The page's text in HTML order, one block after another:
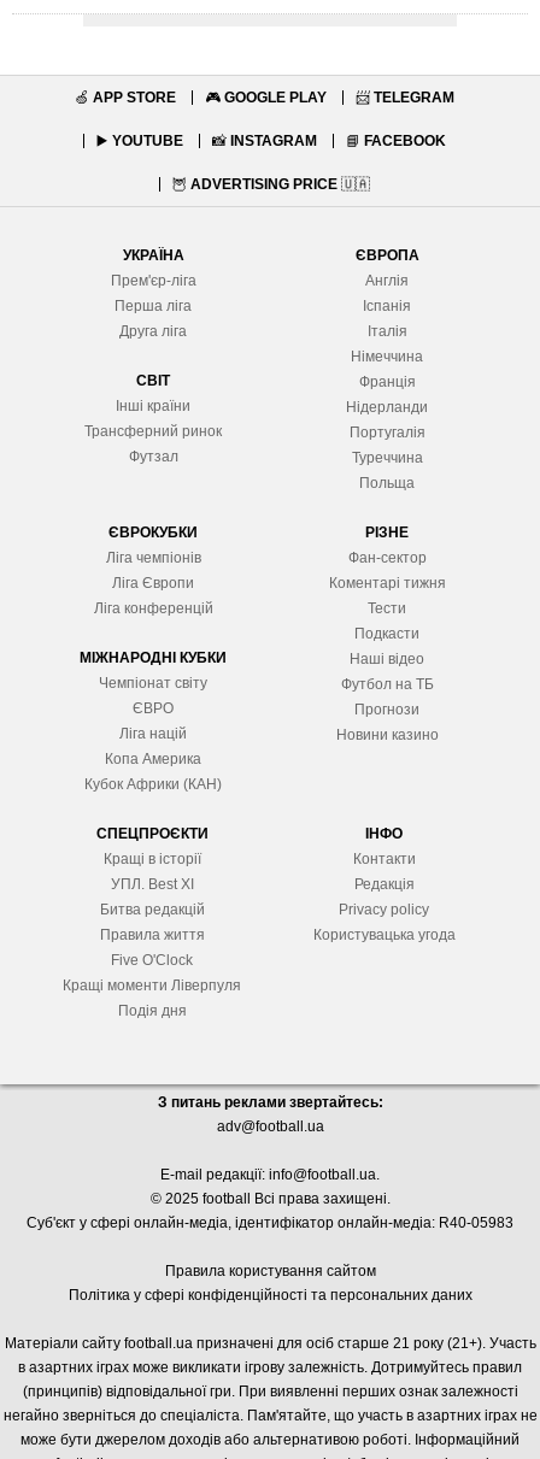
🍏 APP STORE 🎮 GOOGLE PLAY 📨 TELEGRAM
▶️ YOUTUBE 📸 INSTAGRAM 📘 FACEBOOK
🦉 ADVERTISING PRICE 🇺🇦
УКРАЇНА
Прем'єр-ліга
Перша ліга
Друга ліга
СВІТ
Інші країни
Трансферний ринок
Футзал
ЄВРОПА
Англія
Іспанія
Італія
Німеччина
Франція
Нідерланди
Португалія
Туреччина
Польща
ЄВРОКУБКИ
Ліга чемпіонів
Ліга Європи
Ліга конференцій
МІЖНАРОДНІ КУБКИ
Чемпіонат світу
ЄВРО
Ліга націй
Копа Америка
Кубок Африки (КАН)
РІЗНЕ
Фан-сектор
Коментарі тижня
Тести
Подкасти
Наші відео
Футбол на ТБ
Прогнози
Новини казино
СПЕЦПРОЄКТИ
Кращі в історії
УПЛ. Best XІ
Битва редакцій
Правила життя
Five O'Clock
Кращі моменти Ліверпуля
Подія дня
ІНФО
Контакти
Редакція
Privacy policy
Користувацька угода
З питань реклами звертайтесь:
adv@football.ua
E-mail редакції: info@football.ua.
© 2025 football Всі права захищені.
Суб'єкт у сфері онлайн-медіа, ідентифікатор онлайн-медіа: R40-05983
Правила користування сайтом
Політика у сфері конфіденційності та персональних даних
Матеріали сайту football.ua призначені для осіб старше 21 року (21+). Участь
в азартних іграх може викликати ігрову залежність. Дотримуйтесь правил
(принципів) відповідальної гри. При виявленні перших ознак залежності
негайно зверніться до спеціаліста. Пам'ятайте, що участь в азартних іграх не
може бути джерелом доходів або альтернативою роботі. Інформаційний